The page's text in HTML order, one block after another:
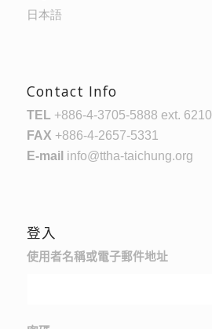
日本語
Contact Info
TEL +886-4-3705-5888 ext. 6210
FAX +886-4-2657-5331
E-mail info@ttha-taichung.org
登入
使用者名稱或電子郵件地址